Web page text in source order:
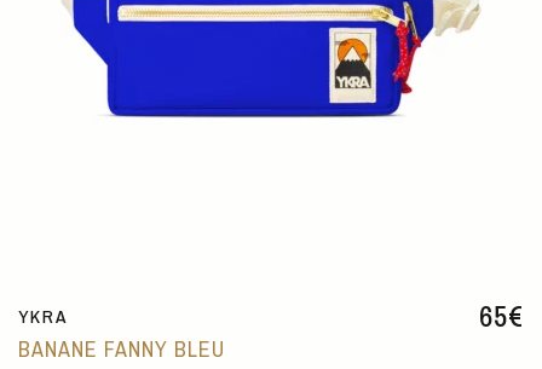
65€
YKRA
BANANE FANNY BLEU